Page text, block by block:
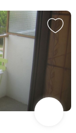
€/m² TTC Zone
8,07 €/m² TTC État
par :